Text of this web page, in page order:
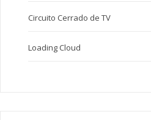
Circuito Cerrado de TV
Loading Cloud